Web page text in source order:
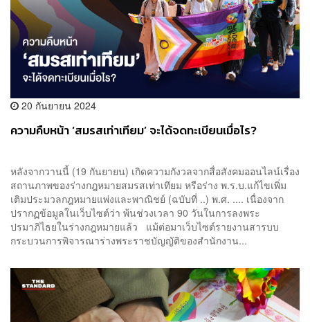
20 กันยายน 2024
ความคืบหน้า ‘สมรสเท่าเทียม’ จะได้จดทะเบียนเมื่อไร?
หลังจากวานนี้ (19 กันยายน) เกิดความกังวลจากสื่อสังคมออนไลน์เรื่อง
สถานภาพของร่างกฎหมายสมรสเท่าเทียม หรือร่าง พ.ร.บ.แก้ไขเพิ่ม
เติมประมวลกฎหมายแพ่งและพาณิชย์ (ฉบับที่ ..) พ.ศ. .... เนื่องจาก
ปรากฏข้อมูลในเว็บไซต์ว่า พ้นช่วงเวลา 90 วันในการลงพระ
ปรมาภิไธยในร่างกฎหมายแล้ว แม้ต่อมาเว็บไซต์รายงานสารบบ
กระบวนการพิจารณาร่างพระราชบัญญัติของสำนักงาน...